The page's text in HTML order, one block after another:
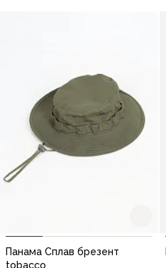
Панама Сплав брезент
tobacco